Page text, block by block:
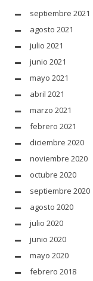
septiembre 2021
agosto 2021
julio 2021
junio 2021
mayo 2021
abril 2021
marzo 2021
febrero 2021
diciembre 2020
noviembre 2020
octubre 2020
septiembre 2020
agosto 2020
julio 2020
junio 2020
mayo 2020
febrero 2018